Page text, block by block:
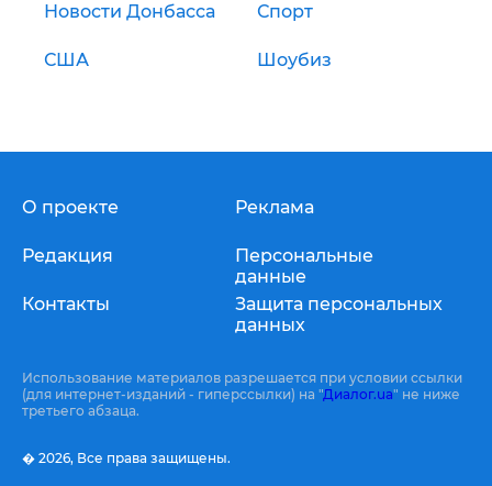
Новости Донбасса Спорт
США Шоубиз
О проекте
Редакция
Контакты
Реклама
Персональные
данные
Защита персональных
данных
Использование материалов разрешается при условии ссылки
(для интернет-изданий - гиперссылки) на "Диалог.ua" не ниже
третьего абзаца.
� 2026, Все права защищены.